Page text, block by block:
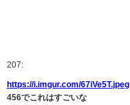
207:
https://i.imgur.com/67iVe5T.jpeg
456でこれはすごいな